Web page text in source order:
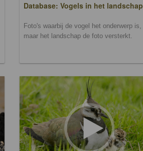
Database: Vogels in het landschap
Foto's waarbij de vogel het onderwerp is,
maar het landschap de foto versterkt.